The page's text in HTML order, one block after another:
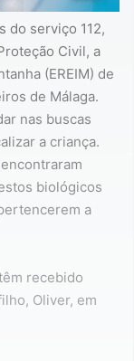
do serviço 112,
Civil, a
(EREIM) de
de Málaga.
nas buscas
a criança.
biológicos
a
recebido
Oliver, em